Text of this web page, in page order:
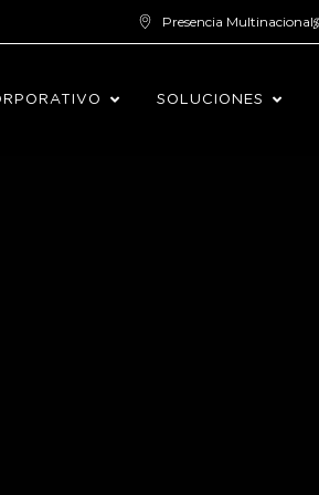
Presencia Multinacional
SOLUCIONES